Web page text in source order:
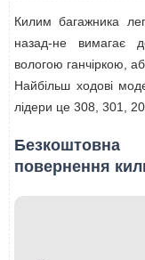
Килим багажника
назад-не вимагає
вологою ганчіркою,
Найбільш ходові
лідери це 308, 301,
повернення